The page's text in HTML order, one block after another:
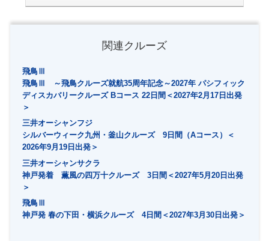
関連クルーズ
飛鳥Ⅲ
飛鳥Ⅲ ～飛鳥クルーズ就航35周年記念～2027年 パシフィック
ディスカバリークルーズ Bコース 22日間＜2027年2月17日出発
＞
三井オーシャンフジ
シルバーウィーク九州・釜山クルーズ 9日間（Aコース）＜
2026年9月19日出発＞
三井オーシャンサクラ
神戸発着 薫風の四万十クルーズ 3日間＜2027年5月20日出発
＞
飛鳥Ⅲ
神戸発 春の下田・横浜クルーズ 4日間＜2027年3月30日出発＞